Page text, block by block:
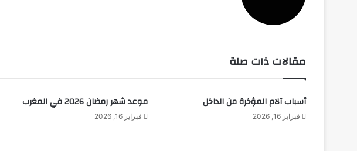
مقالات ذات صلة
أسباب آلام المؤخرة من الداخل
فبراير 16, 2026
موعد شهر رمضان 2026 في المغرب
فبراير 16, 2026